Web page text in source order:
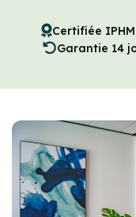
Certifiée
Garantie 14